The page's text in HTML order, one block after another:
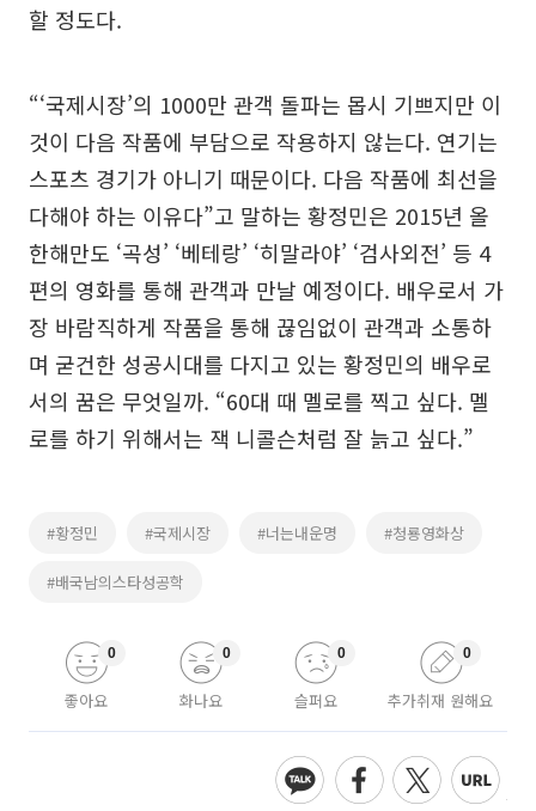
할 정도다.
“‘국제시장’의 1000만 관객 돌파는 몹시 기쁘지만 이
것이 다음 작품에 부담으로 작용하지 않는다. 연기는
스포츠 경기가 아니기 때문이다. 다음 작품에 최선을
다해야 하는 이유다”고 말하는 황정민은 2015년 올
한해만도 ‘곡성’ ‘베테랑’ ‘히말라야’ ‘검사외전’ 등 4
편의 영화를 통해 관객과 만날 예정이다. 배우로서 가
장 바람직하게 작품을 통해 끊임없이 관객과 소통하
며 굳건한 성공시대를 다지고 있는 황정민의 배우로
서의 꿈은 무엇일까. “60대 때 멜로를 찍고 싶다. 멜
로를 하기 위해서는 잭 니콜슨처럼 잘 늙고 싶다.”
#황정민 #국제시장 #너는내운명 #청룡영화상
#배국남의스타성공학
좋아요
0
화나요
0
슬퍼요
0
추가취재 원해요
0